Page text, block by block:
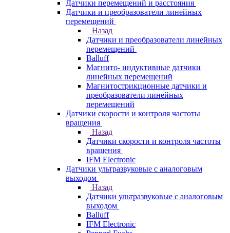
Датчики перемещений и расстояния
Датчики и преобразователи линейных
перемещений
Назад
Датчики и преобразователи линейных
перемещений
Balluff
Магнито- индуктивные датчики
линейных перемещений
Магнитострикционные датчики и
преобразователи линейных
перемещений
Датчики скорости и контроля частоты
вращения
Назад
Датчики скорости и контроля частоты
вращения
IFM Electronic
Датчики ультразвуковые с аналоговым
выходом
Назад
Датчики ультразвуковые с аналоговым
выходом
Balluff
IFM Electronic